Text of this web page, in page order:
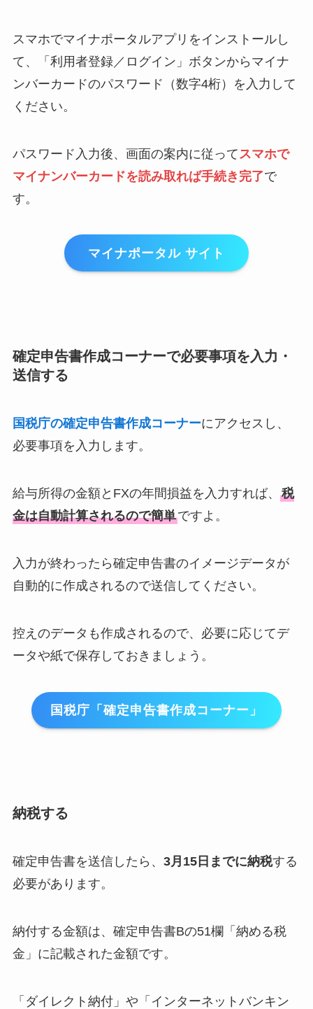
スマホでマイナポータルアプリをインストールし
て、「利用者登録／ログイン」ボタンからマイナ
ンバーカードのパスワード（数字4桁）を入力して
ください。
パスワード入力後、画面の案内に従って スマホで
マイナンバーカードを読み取れば手続き完了で
す。
マイナポータル サイト
確定申告書作成コーナーで必要事項を入力・
送信する
国税庁の確定申告書作成コーナーにアクセスし、
必要事項を入力します。
給与所得の金額とFXの年間損益を入力すれば、 税
金は自動計算されるので簡単ですよ。
入力が終わったら確定申告書のイメージデータが
自動的に作成されるので送信してください。
控えのデータも作成されるので、必要に応じてデ
ータや紙で保存しておきましょう。
国税庁「確定申告書作成コーナー」
納税する
確定申告書を送信したら、 3月15日までに納税する
必要があります。
納付する金額は、確定申告書Bの51欄「納める税
金」に記載された金額です。
「ダイレクト納付」や「インターネットバンキン